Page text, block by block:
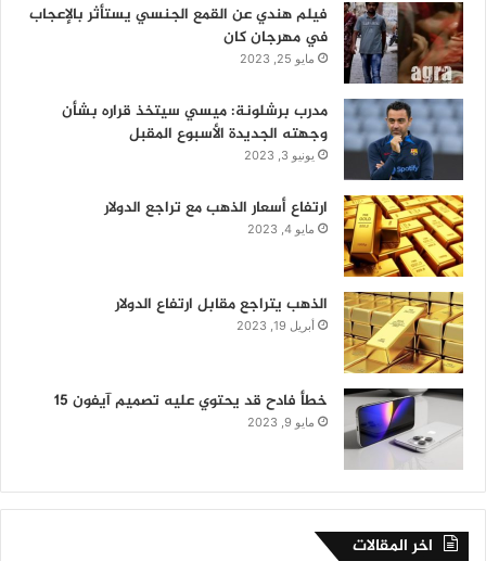
فيلم هندي عن القمع الجنسي يستأثر بالإعجاب
في مهرجان كان
مايو 25, 2023
مدرب برشلونة: ميسي سيتخذ قراره بشأن
وجهته الجديدة الأسبوع المقبل
يونيو 3, 2023
ارتفاع أسعار الذهب مع تراجع الدولار
مايو 4, 2023
الذهب يتراجع مقابل ارتفاع الدولار
أبريل 19, 2023
خطأ فادح قد يحتوي عليه تصميم آيفون 15
مايو 9, 2023
اخر المقالات